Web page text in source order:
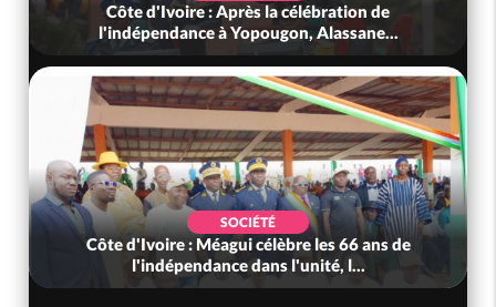
Côte d'Ivoire : Après la célébration de
l'indépendance à Yopougon, Alassane...
SOCIÉTÉ
Côte d'Ivoire : Méagui célèbre les 66 ans de
l'indépendance dans l'unité, l...